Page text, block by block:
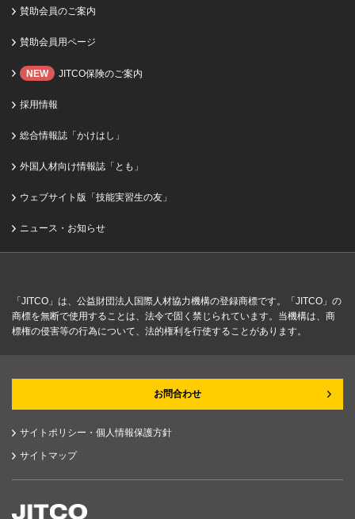
賛助会員のご案内
賛助会員用ページ
NEW JITCO保険のご案内
採用情報
総合情報誌「かけはし」
外国人材向け情報誌「とも」
ウェブサイト版「技能実習生の友」
ニュース・お知らせ
「JITCO」は、公益財団法人国際人材協力機構の登録商標です。「JITCO」の
商標を無断で使用することは、法令で固く禁じられています。当機構は、商
標権の侵害等の行為について、法的権利を行使することがあります。
お問合わせ
サイトポリシー・個人情報保護方針
サイトマップ